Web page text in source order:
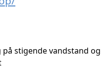
stigende vandstand og